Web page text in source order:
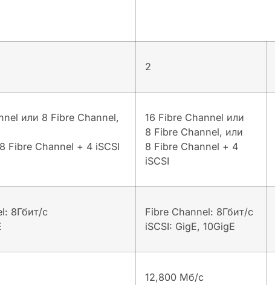
2
или 8 Fibre Channel,
Fibre Channel + 4 iSCSI
16 Fibre Channel или
8 Fibre Channel, или
8 Fibre Channel + 4
iSCSI
8Гбит/с
Fibre Channel: 8Гбит/с
iSCSI: GigE, 10GigE
12,800 Мб/с